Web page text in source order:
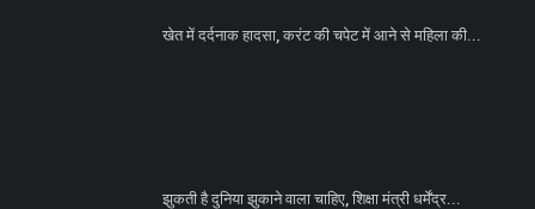
खेत में दर्दनाक हादसा, करंट की चपेट में आने से महिला की...
झुकती है दुनिया झुकाने वाला चाहिए, शिक्षा मंत्री धर्मेंद्र...